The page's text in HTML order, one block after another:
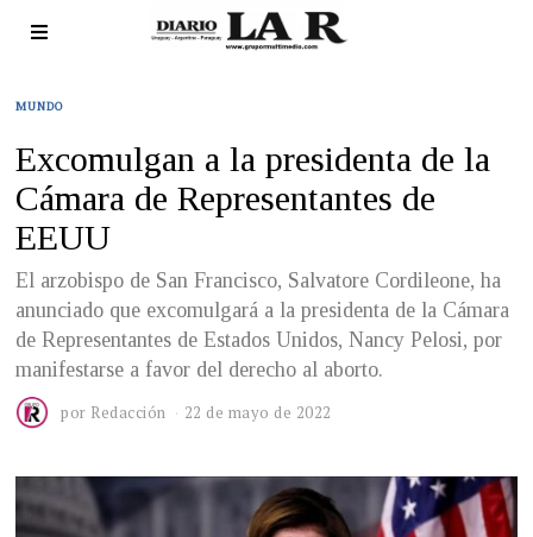
MUNDO
Excomulgan a la presidenta de la
Cámara de Representantes de
EEUU
El arzobispo de San Francisco, Salvatore Cordileone, ha
anunciado que excomulgará a la presidenta de la Cámara
de Representantes de Estados Unidos, Nancy Pelosi, por
manifestarse a favor del derecho al aborto.
por Redacción 22 de mayo de 2022